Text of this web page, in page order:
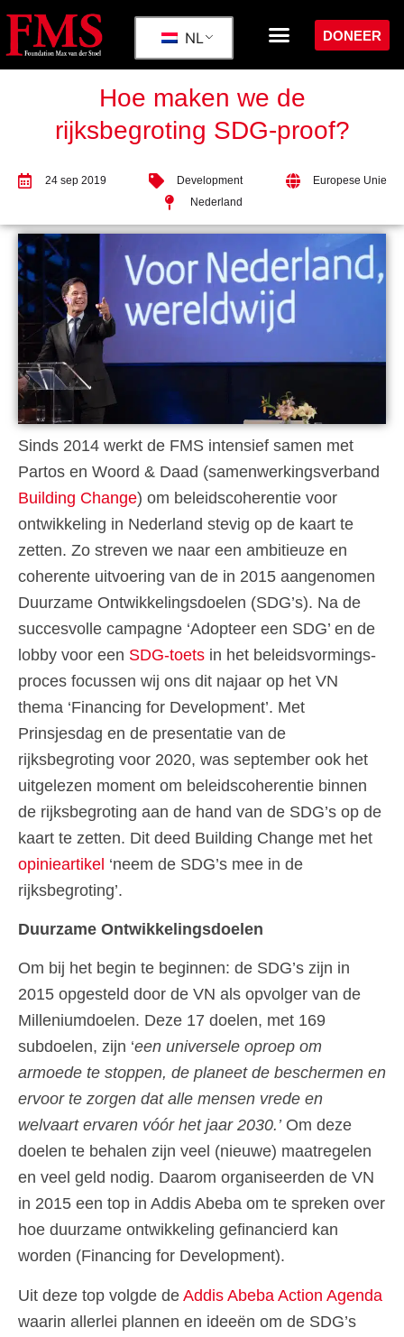
NL DONEER
Hoe maken we de
rijksbegroting SDG-proof?
24 sep 2019 Development
Europese Unie
Nederland
Sinds 2014 werkt de FMS intensief samen met
Partos en Woord & Daad (samenwerkingsverband
Building Change) om beleidscoherentie voor
ontwikkeling in Nederland stevig op de kaart te
zetten. Zo streven we naar een ambitieuze en
coherente uitvoering van de in 2015 aangenomen
Duurzame Ontwikkelingsdoelen (SDG’s). Na de
succesvolle campagne ‘Adopteer een SDG’ en de
lobby voor een SDG-toets in het beleidsvormings-
proces focussen wij ons dit najaar op het VN
thema ‘Financing for Development’. Met
Prinsjesdag en de presentatie van de
rijksbegroting voor 2020, was september ook het
uitgelezen moment om beleidscoherentie binnen
de rijksbegroting aan de hand van de SDG’s op de
kaart te zetten. Dit deed Building Change met het
opinieartikel ‘neem de SDG’s mee in de
rijksbegroting’.
Duurzame Ontwikkelingsdoelen
Om bij het begin te beginnen: de SDG’s zijn in
2015 opgesteld door de VN als opvolger van de
Milleniumdoelen. Deze 17 doelen, met 169
subdoelen, zijn ‘een universele oproep om
armoede te stoppen, de planeet de beschermen en
ervoor te zorgen dat alle mensen vrede en
welvaart ervaren vóór het jaar 2030.’Om deze
doelen te behalen zijn veel (nieuwe) maatregelen
en veel geld nodig. Daarom organiseerden de VN
in 2015 een top in Addis Abeba om te spreken over
hoe duurzame ontwikkeling gefinancierd kan
worden (Financing for Development).
Uit deze top volgde de Addis Abeba Action Agenda
waarin allerlei plannen en ideeën om de SDG’s